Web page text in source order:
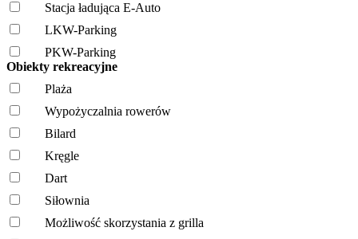
Stacja ładująca E-Auto
LKW-Parking
PKW-Parking
Obiekty rekreacyjne
Plaża
Wypożyczalnia rowerów
Bilard
Kręgle
Dart
Siłownia
Możliwość skorzystania z grilla